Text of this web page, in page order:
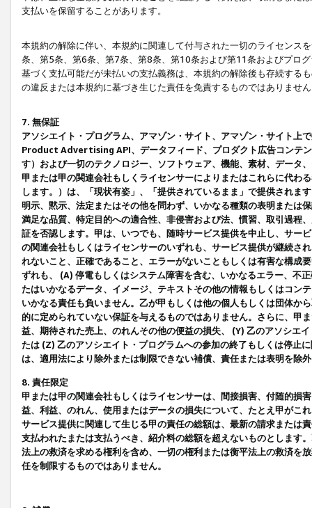
支払いを保留することがあります。
本規約の解除に伴い、本規約に関連して付与された一切のライセンス
条、第5条、第6条、第7条、第8条、第10条および第11条およびプロ
基づく支払可能だが未払いの支払義務は、本規約の解除後も存続する
の違反または本規約に基づき生じた責任を免責するものではありませ
7. 無保証
アソシエイト・プログラム、アマゾン・サイト、アマゾン・サイト上
Product Advertising API、データフィード、プロダクト広告コンテ
す）および一切のテクノロジー、ソフトウェア、機能、素材、データ
甲または甲の関連会社もしくライセンサーによりまたはこれらに代わ
します。）は、「現状有姿」、「提供されているまま」で提供されま
明示、黙示、法定またはその他を問わず、いかなる種類の表明または
満足な品質、特定目的への適合性、非侵害および法、慣習、取引過程
証を否認します。甲は、いつでも、随時サービス提供を中止し、サー
の関連会社もしくはライセンサーのいずれも、サービス提供が継続さ
れないこと、正確であること、エラーがないこともしくは有害な構成
ずれも、 (A) 停電もしくはシステム障害を含む、いかなるエラー、不
たはいかなるデータ、イメージ、テキストその他の情報もしくはコン
いかなる責任も負いません。乙が甲もしくは他の個人もしくは団体か
的に定められていない保証を与えるものではありません。さらに、甲
益、期待された売上、のれんその他の便益の損失、 (Y) 乙のアソシエ
たは (Z) 乙のアソシエイト・プログラムへの参加の終了もしくは停止
は、適用法により除外または制限できない補償、責任または表明を除
8. 責任限定
甲または甲の関連会社もしくはライセンサーは、間接損害、付随的損
益、利益、のれん、使用またはデータの損失について、たとえ甲がこ
サービス提供に関連して生じる甲の責任の総額は、最新の請求または
支払われたまたは支払うべき、紹介料の総額を超えないものとします
法上の救済を求める権利を含め、一切の権利または衡平法上の救済を
任を制限するものではありません。